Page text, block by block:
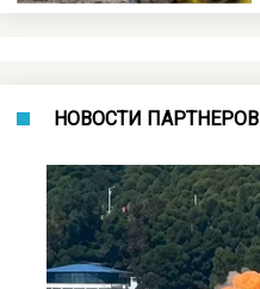
НОВОСТИ ПАРТНЕРОВ